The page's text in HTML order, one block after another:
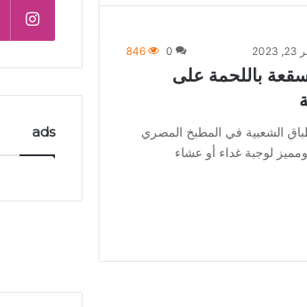
0
846
باللحمة على
الشعبية في المطبخ المصري
لوجبة غداء أو عشاء
ads